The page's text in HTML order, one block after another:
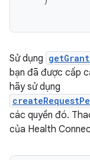
Sử dụng
bạn đã được cấp
hãy sử dụng
các quyền đó.
của Health